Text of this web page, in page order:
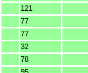
121
77
77
32
78